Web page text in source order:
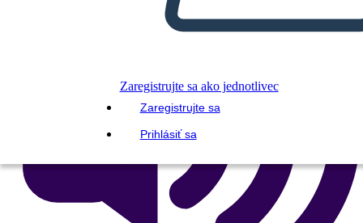
Zaregistrujte sa ako jednotlivec
Zaregistrujte sa
Prihlásiť sa